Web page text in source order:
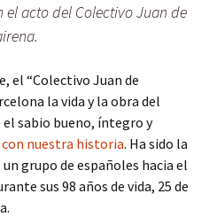
el acto del Colectivo Juan de
el “Colectivo Juan de
la vida y la obra del
sabio bueno, íntegro y
nuestra historia. Ha sido la
grupo de españoles hacia el
sus 98 años de vida, 25 de